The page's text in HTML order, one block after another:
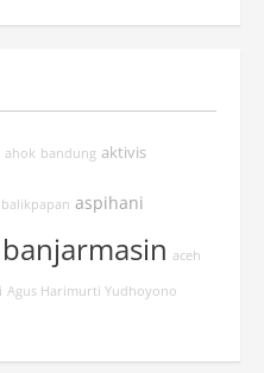
ahok bandung aktivis
balikpapan aspihani
banjarmasin aceh
Agus Harimurti Yudhoyono